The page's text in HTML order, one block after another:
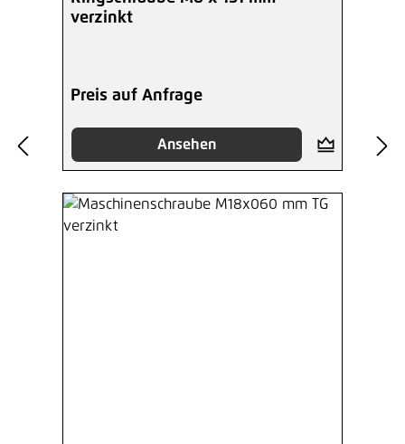
verzinkt
Preis auf Anfrage
Ansehen